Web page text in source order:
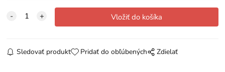
Sledovať produkt Pridať do obľúbených Zdielať